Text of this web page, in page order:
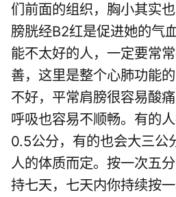
们前面的组织，胸小其实
膀胱经B2红是促进她的气
能不太好的人，一定要常
善，这里是整个心肺功能
不好，平常肩膀很容易酸痛
呼吸也容易不顺畅。有的
0.5公分，有的也会大三公
人的体质而定。按一次五
持七天，七天内你持续按